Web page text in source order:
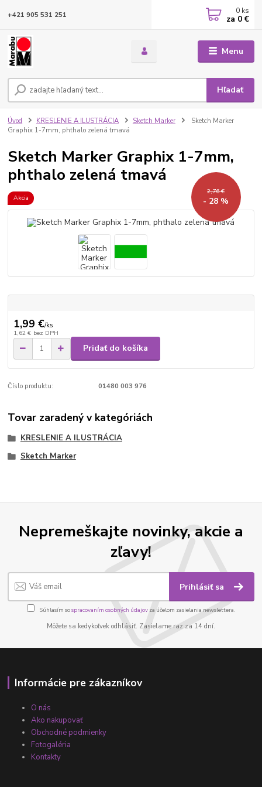
Menu
Hľadať
+421 905 531 251 0 ks
za 0 €
Úvod KRESLENIE A ILUSTRÁCIA Sketch Marker
Sketch Marker
Graphix 1-7mm, phthalo zelená tmavá
Sketch Marker Graphix 1-7mm,
phthalo zelená tmavá
Akcia
2,76 €
- 28 %
1,99 €/ks
1,62 € bez DPH
Pridať do košíka
Číslo produktu: 01480 003 976
Tovar zaradený v kategóriách
KRESLENIE A ILUSTRÁCIA
Sketch Marker
Nepremeškajte novinky, akcie a
zľavy!
Prihlásiť sa
Súhlasím sospracovaním osobných údajov za účelom zasielania newslettera.
Môžete sa kedykoľvek odhlásiť. Zasielame raz za 14 dní.
Informácie pre zákazníkov
O nás
Ako nakupovať
Obchodné podmienky
Fotogaléria
Kontakty